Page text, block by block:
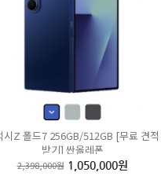
시Z 폴드7 256GB/512GB [무료 견적
받기] 싼올레폰
2,398,000원 1,050,000원